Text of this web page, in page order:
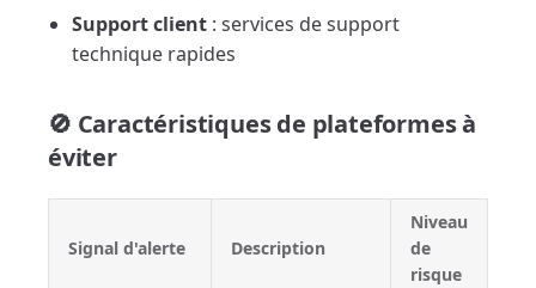
Support client : services de support
technique rapides
🚫 Caractéristiques de plateformes à
éviter
Signal d'alerte Description
Niveau
de
risque